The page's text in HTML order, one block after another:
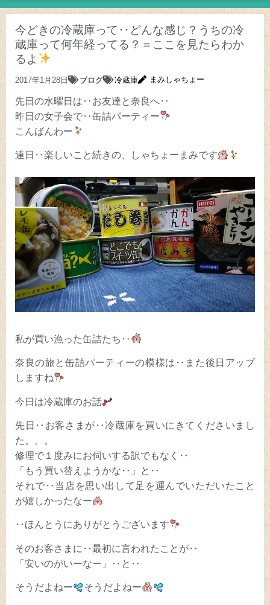
今どきの冷蔵庫って‥どんな感じ？うちの冷
蔵庫って何年経ってる？＝ここを見たらわか
るよ
2017年1月28日 ブログ 冷蔵庫 まみしゃちょー
先日の水曜日は‥お友達と奈良へ‥
昨日の女子会で‥缶詰パーティー
こんばんわー
連日‥楽しいこと続きの、しゃちょーまみです
私が買い漁った缶詰たち‥
奈良の旅と缶詰パーティーの模様は‥また後日アップ
しますね
今日は冷蔵庫のお話
先日‥お客さまが‥冷蔵庫を買いにきてくださいまし
た。。。
修理で１度みにお伺いする訳でもなく‥
「もう買い替えようかな‥」と‥
それで‥当店を思い出して足を運んでいただいたこと
が嬉しかったなー
‥ほんとうにありがとうございます
そのお客さまに‥最初に言われたことが‥
「安いのがいーなー」‥と‥
そうだよねー そうだよねー